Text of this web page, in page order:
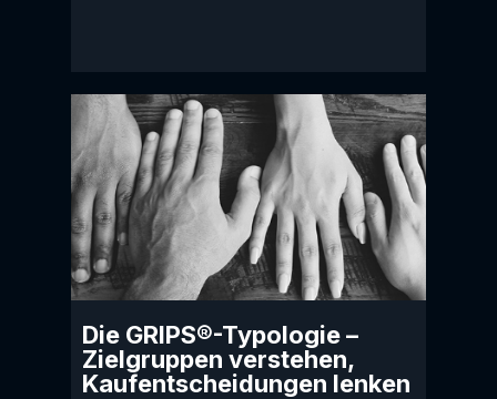
Die GRIPS®-Typologie –
Zielgruppen verstehen,
Kaufentscheidungen lenken